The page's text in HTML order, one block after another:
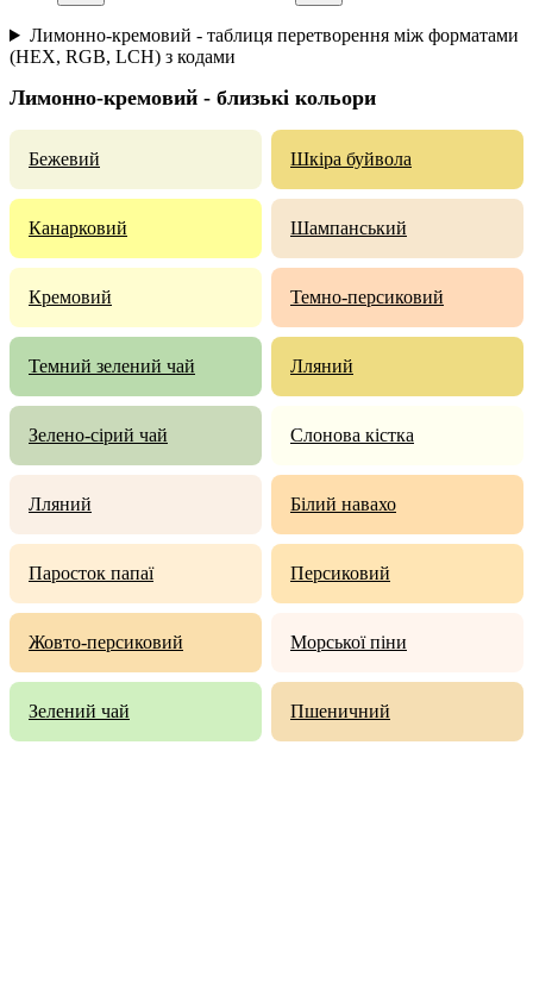
Лимонно-кремовий - таблиця перетворення між форматами
(HEX, RGB, LCH) з кодами
Лимонно-кремовий - близькі кольори
Бежевий Шкіра буйвола
Канарковий Шампанський
Кремовий Темно-персиковий
Темний зелений чай Лляний
Зелено-сірий чай Слонова кістка
Лляний Білий навахо
Паросток папаї Персиковий
Жовто-персиковий Морської піни
Зелений чай Пшеничний